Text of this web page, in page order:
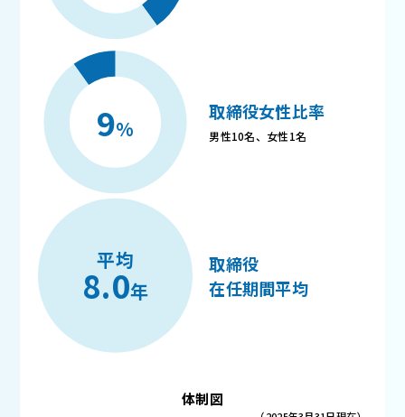
9%
取締役女性比率
男性10名、女性1名
平均
8.0年
取締役
在任期間平均
体制図